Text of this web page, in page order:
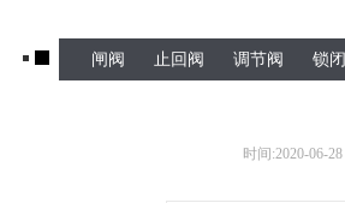
闸阀 止回阀 调节阀 锁
时间:2020-06-28